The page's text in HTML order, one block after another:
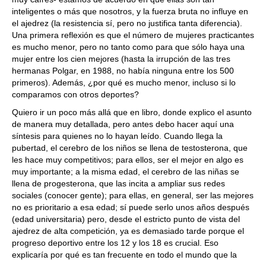
inteligentes o más que nosotros, y la fuerza bruta no influye en
el ajedrez (la resistencia sí, pero no justifica tanta diferencia).
Una primera reflexión es que el número de mujeres practicantes
es mucho menor, pero no tanto como para que sólo haya una
mujer entre los cien mejores (hasta la irrupción de las tres
hermanas Polgar, en 1988, no había ninguna entre los 500
primeros). Además, ¿por qué es mucho menor, incluso si lo
comparamos con otros deportes?
Quiero ir un poco más allá que en libro, donde explico el asunto
de manera muy detallada, pero antes debo hacer aquí una
síntesis para quienes no lo hayan leído. Cuando llega la
pubertad, el cerebro de los niños se llena de testosterona, que
les hace muy competitivos; para ellos, ser el mejor en algo es
muy importante; a la misma edad, el cerebro de las niñas se
llena de progesterona, que las incita a ampliar sus redes
sociales (conocer gente); para ellas, en general, ser las mejores
no es prioritario a esa edad; sí puede serlo unos años después
(edad universitaria) pero, desde el estricto punto de vista del
ajedrez de alta competición, ya es demasiado tarde porque el
progreso deportivo entre los 12 y los 18 es crucial. Eso
explicaría por qué es tan frecuente en todo el mundo que la